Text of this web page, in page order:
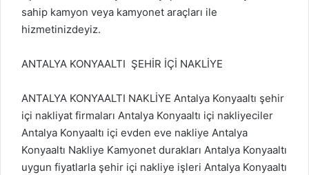
sahip kamyon veya kamyonet araçları ile
hizmetinizdeyiz.
ANTALYA KONYAALTI ŞEHİR İÇİ NAKLİYE
ANTALYA KONYAALTI NAKLİYE Antalya Konyaaltı şehir
içi nakliyat firmaları Antalya Konyaaltı içi nakliyeciler
Antalya Konyaaltı içi evden eve nakliye Antalya
Konyaaltı Nakliye Kamyonet durakları Antalya Konyaaltı
uygun fiyatlarla şehir içi nakliye işleri Antalya Konyaaltı